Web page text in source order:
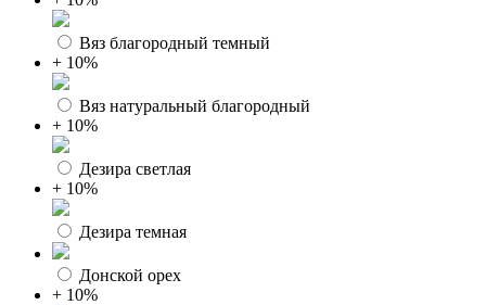
Вяз благородный темный
+ 10%
Вяз натуральный благородный
+ 10%
Дезира светлая
+ 10%
Дезира темная
Донской орех
+ 10%